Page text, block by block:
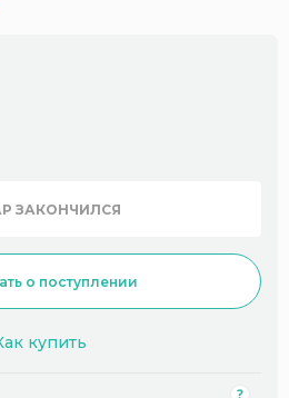
ЗАКОНЧИЛСЯ
о поступлении
купить